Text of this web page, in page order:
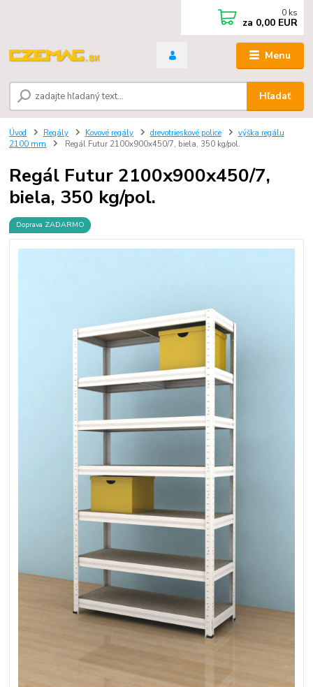
Menu
Hľadať
0 ks
za 0,00 EUR
Úvod Regály Kovové regály drevotrieskové police
výška regálu
2100 mm
Regál Futur 2100x900x450/7, biela, 350 kg/pol.
Regál Futur 2100x900x450/7,
biela, 350 kg/pol.
Doprava ZADARMO